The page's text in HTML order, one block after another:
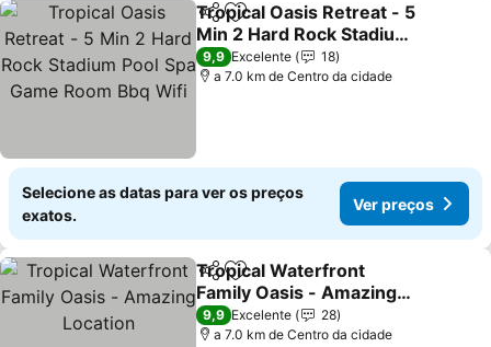
PartilharAdicionar aos favoritos
Tropical Oasis Retreat - 5
Min 2 Hard Rock Stadium
Pool Spa Game Room Bbq
Wifi
Ver preços
9,9 Excelente
18
a 7.0 km de Centro da cidade
Selecione as datas para ver os preços
exatos.
Ver preços
PartilharAdicionar aos favoritos
Tropical Waterfront
Family Oasis - Amazing
Location
Ver preços
9,9 Excelente
28
a 7.0 km de Centro da cidade